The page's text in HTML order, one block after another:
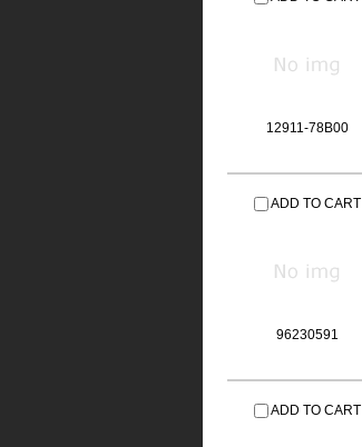
12911-78B00
ADD TO CART
96230591
ADD TO CART